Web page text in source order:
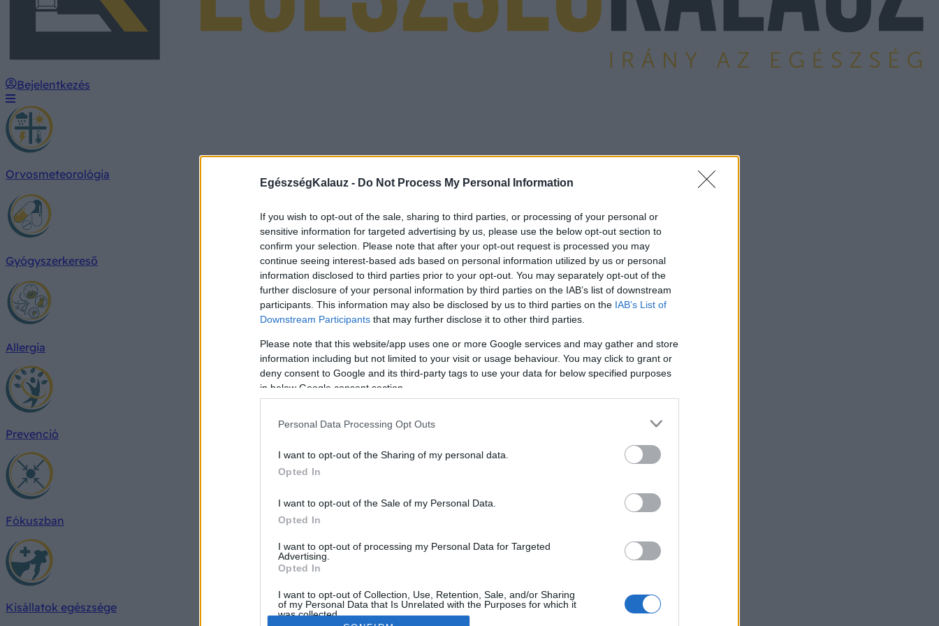
EgészségKalauz - Do Not Process My Personal Information
If you wish to opt-out of the sale, sharing to third parties, or processing of your personal or
sensitive information for targeted advertising by us, please use the below opt-out section to
confirm your selection. Please note that after your opt-out request is processed you may
continue seeing interest-based ads based on personal information utilized by us or personal
information disclosed to third parties prior to your opt-out. You may separately opt-out of the
further disclosure of your personal information by third parties on the IAB’s list of downstream
participants. This information may also be disclosed by us to third parties on the IAB’s List of
Downstream Participants that may further disclose it to other third parties.
Please note that this website/app uses one or more Google services and may gather and store
information including but not limited to your visit or usage behaviour. You may click to grant or
deny consent to Google and its third-party tags to use your data for below specified purposes
in below Google consent section.
Personal Data Processing Opt Outs
I want to opt-out of the Sharing of my personal data.
Opted In
I want to opt-out of the Sale of my Personal Data.
Opted In
I want to opt-out of processing my Personal Data for Targeted
Advertising.
Opted In
I want to opt-out of Collection, Use, Retention, Sale, and/or Sharing
of my Personal Data that Is Unrelated with the Purposes for which it
was collected.
Bejelentkezés
Orvosmeteorológia
Gyógyszerkereső
Allergia
Prevenció
Fókuszban
Kisállatok egészsége